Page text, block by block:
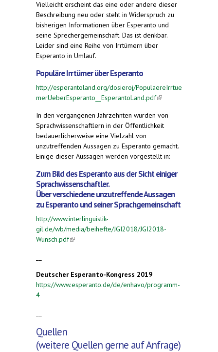
Vielleicht erscheint das eine oder andere dieser
Beschreibung neu oder steht in Widerspruch zu
bisherigen Informationen über Esperanto und
seine Sprechergemeinschaft. Das ist denkbar.
Leider sind eine Reihe von Irrtümern über
Esperanto in Umlauf.
Populäre Irrtümer über Esperanto
http://esperantoland.org/dosieroj/PopulaereIrrtue
merUeberEsperanto__EsperantoLand.pdf(link is
In den vergangenen Jahrzehnten wurden von
Sprachwissenschaftlern in der Öffentlichkeit
bedauerlicherweise eine Vielzahl von
unzutreffenden Aussagen zu Esperanto gemacht.
Einige dieser Aussagen werden vorgestellt in:
Zum Bild des Esperanto aus der Sicht einiger
Sprachwissenschaftler.
Über verschiedene unzutreffende Aussagen
zu Esperanto und seiner Sprachgemeinschaft
http://www.interlinguistik-
gil.de/wb/media/beihefte/JGI2018/JGI2018-
Wunsch.pdf(link is external)
Deutscher Esperanto-Kongress 2019
https://www.esperanto.de/de/enhavo/programm-
4
Quellen
(weitere Quellen gerne auf Anfrage)